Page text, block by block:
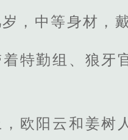
，中等身材，
特勤组、狼牙
欧阳云和姜树